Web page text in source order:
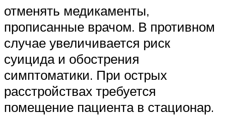
отменять медикаменты,
прописанные врачом. В противном
случае увеличивается риск
суицида и обострения
симптоматики. При острых
расстройствах требуется
помещение пациента в стационар.